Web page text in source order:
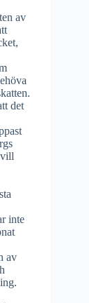
av
det
inte
av